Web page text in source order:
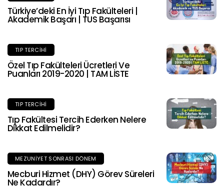
Türkiye’deki En İyi Tıp Fakülteleri |
Akademik Başarı | TUS Başarısı
TIP TERCIHI
Özel Tıp Fakülteleri Ücretleri Ve
Puanları 2019-2020 | TAM LİSTE
TIP TERCIHI
Tıp Fakültesi Tercih Ederken Nelere
Dikkat Edilmelidir?
MEZUNIYET SONRASI DÖNEM
Mecburi Hizmet (DHY) Görev Süreleri
Ne Kadardır?